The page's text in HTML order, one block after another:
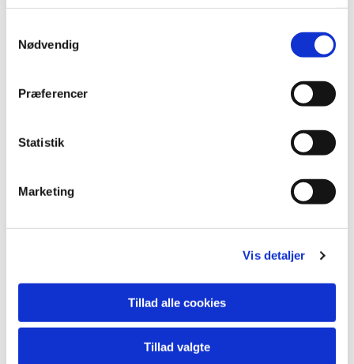
Nødvendig
Præferencer
Statistik
Marketing
Vis detaljer
Tillad alle cookies
Tillad valgte
Du vil måske også kunne
lide...